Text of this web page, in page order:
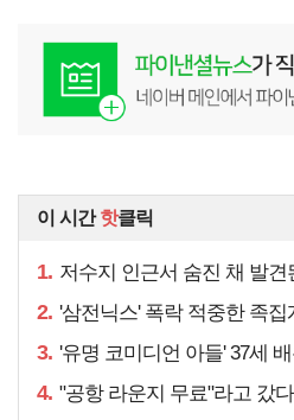
이 시간핫클릭
1. 저수지 인근서 숨진 채 발견된
2. '삼전닉스' 폭락 적중한 족집게
3. '유명 코미디언 아들' 37세 배우,
4. "공항 라운지 무료"라고 갔다가 '